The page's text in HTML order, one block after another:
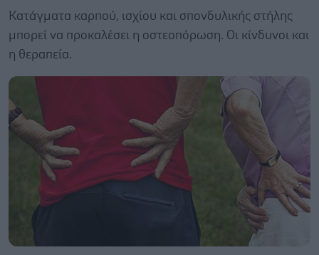
Κατάγματα καρπού, ισχίου και σπονδυλικής στήλης
μπορεί να προκαλέσει η οστεοπόρωση. Οι κίνδυνοι και
η θεραπεία.